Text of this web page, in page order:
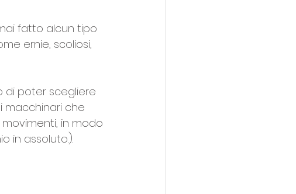
fatto alcun tipo
ernie, scoliosi,
di poter scegliere
macchinari che
in modo
in assoluto.).